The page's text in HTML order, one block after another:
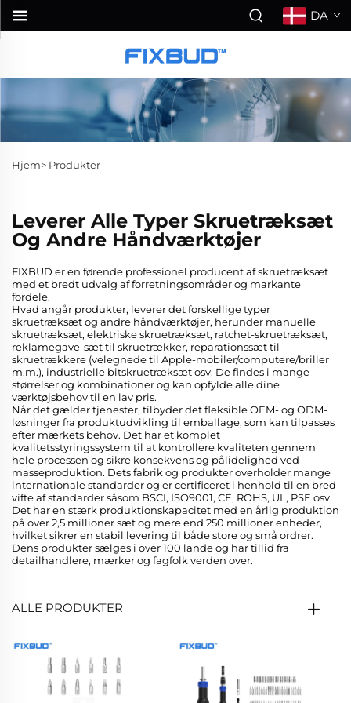
DA
Hjem> Produkter
Leverer Alle Typer Skruetræksæt
Og Andre Håndværktøjer
FIXBUD er en førende professionel producent af skruetræksæt
med et bredt udvalg af forretningsområder og markante
fordele.
Hvad angår produkter, leverer det forskellige typer
skruetræksæt og andre håndværktøjer, herunder manuelle
skruetræksæt, elektriske skruetræksæt, ratchet-skruetræksæt,
reklamegave-sæt til skruetrækker, reparationssæt til
skruetrækkere (velegnede til Apple-mobiler/computere/briller
m.m.), industrielle bitskruetræksæt osv. De findes i mange
størrelser og kombinationer og kan opfylde alle dine
værktøjsbehov til en lav pris.
Når det gælder tjenester, tilbyder det fleksible OEM- og ODM-
løsninger fra produktudvikling til emballage, som kan tilpasses
efter mærkets behov. Det har et komplet
kvalitetsstyringssystem til at kontrollere kvaliteten gennem
hele processen og sikre konsekvens og pålidelighed ved
masseproduktion. Dets fabrik og produkter overholder mange
internationale standarder og er certificeret i henhold til en bred
vifte af standarder såsom BSCI, ISO9001, CE, ROHS, UL, PSE osv.
Det har en stærk produktionskapacitet med en årlig produktion
på over 2,5 millioner sæt og mere end 250 millioner enheder,
hvilket sikrer en stabil levering til både store og små ordrer.
Dens produkter sælges i over 100 lande og har tillid fra
detailhandlere, mærker og fagfolk verden over.
ALLE PRODUKTER